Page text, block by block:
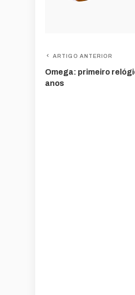
ARTIGO ANTERIOR
Omega: primeiro
anos